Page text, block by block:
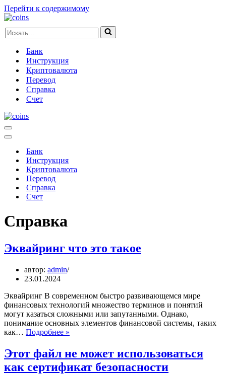
Перейти к содержимому
Искать...
Банк
Инструкция
Криптовалюта
Перевод
Справка
Счет
Меню
навигации
Меню
навигацииБанк
Инструкция
Криптовалюта
Перевод
Справка
Счет
Справка
Эквайринг что это такое
автор: admin
23.01.2024
Эквайринг В современном быстро развивающемся мире
финансовых технологий множество терминов и понятий
могут казаться сложными или запутанными. Однако,
понимание основных элементов финансовой системы, таких
как… Подробнее »
такое
Этот файл не может использоваться
как сертификат безопасности